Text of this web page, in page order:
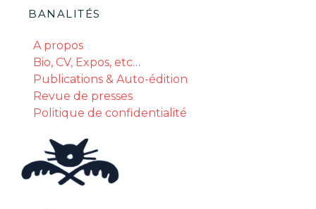
BANALITÉS
A propos
Bio, CV, Expos, etc…
Publications & Auto-édition
Revue de presses
Politique de confidentialité